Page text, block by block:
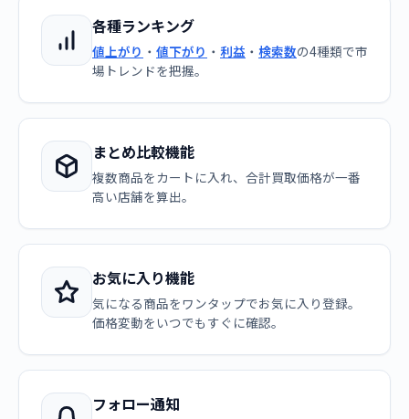
各種ランキング
値上がり ・ 値下がり ・ 利益 ・ 検索数の4種類で市
場トレンドを把握。
まとめ比較機能
複数商品をカートに入れ、合計買取価格が一番
高い店舗を算出。
お気に入り機能
気になる商品をワンタップでお気に入り登録。
価格変動をいつでもすぐに確認。
フォロー通知